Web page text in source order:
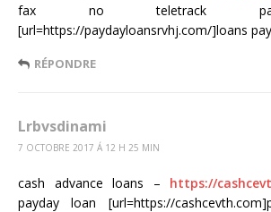
fax no teletrack
[url=https://paydayloansrvhj.com/]loans
RÉPONDRE
Lrbvsdinami
7 OCTOBRE 2017 Á 12 H 25 MIN
cash advance loans – https://
payday loan [url=https://